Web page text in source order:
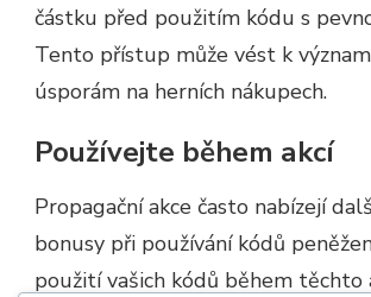
částku před použitím kódu s
Tento přístup může vést k
úsporám na herních nákupech.
Používejte během akcí
Propagační akce často nabízejí
bonusy při používání kódů
použití vašich kódů během těchto